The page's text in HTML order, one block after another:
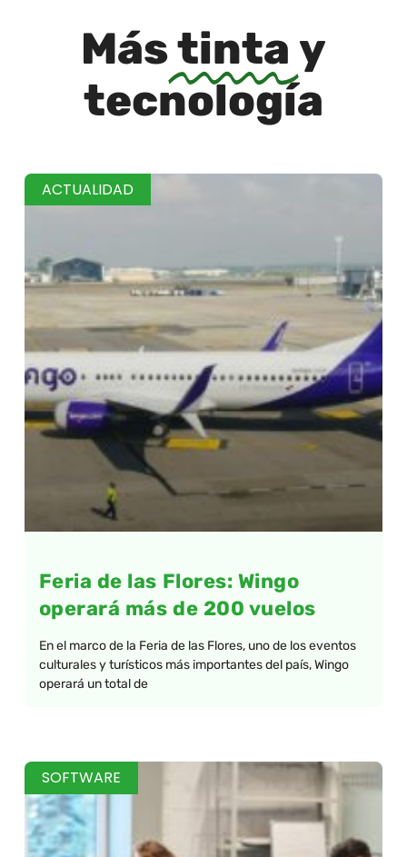
Mástinta y
tecnología
ACTUALIDAD
Feria de las Flores: Wingo
operará más de 200 vuelos
En el marco de la Feria de las Flores, uno de los eventos
culturales y turísticos más importantes del país, Wingo
operará un total de
SOFTWARE